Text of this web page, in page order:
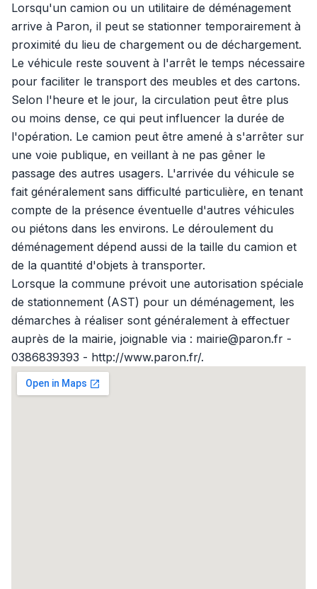
Lorsqu'un camion ou un utilitaire de déménagement
arrive à Paron, il peut se stationner temporairement à
proximité du lieu de chargement ou de déchargement.
Le véhicule reste souvent à l'arrêt le temps nécessaire
pour faciliter le transport des meubles et des cartons.
Selon l'heure et le jour, la circulation peut être plus
ou moins dense, ce qui peut influencer la durée de
l'opération. Le camion peut être amené à s'arrêter sur
une voie publique, en veillant à ne pas gêner le
passage des autres usagers. L'arrivée du véhicule se
fait généralement sans difficulté particulière, en tenant
compte de la présence éventuelle d'autres véhicules
ou piétons dans les environs. Le déroulement du
déménagement dépend aussi de la taille du camion et
de la quantité d'objets à transporter.
Lorsque la commune prévoit une autorisation spéciale
de stationnement (AST) pour un déménagement, les
démarches à réaliser sont généralement à effectuer
auprès de la mairie, joignable via : mairie@paron.fr -
0386839393 - http://www.paron.fr/.